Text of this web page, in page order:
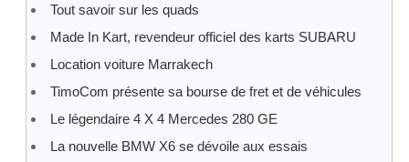
Tout savoir sur les quads
Made In Kart, revendeur officiel des karts SUBARU
Location voiture Marrakech
TimoCom présente sa bourse de fret et de véhicules
Le légendaire 4 X 4 Mercedes 280 GE
La nouvelle BMW X6 se dévoile aux essais